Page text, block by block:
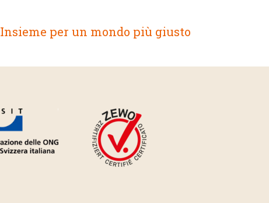
Insieme per un mondo più giusto